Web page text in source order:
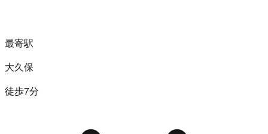
最寄駅
大久保
徒歩7分